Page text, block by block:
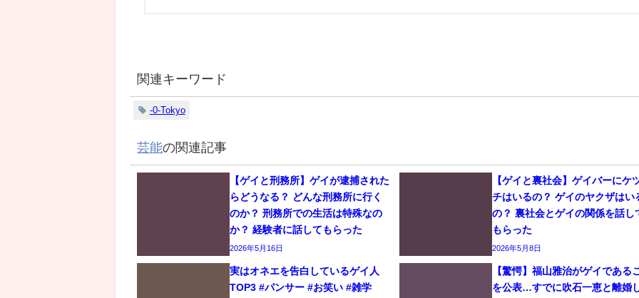
関連キーワード
-0-Tokyo
芸能の関連記事
【ゲイと刑務所】ゲイが逮捕された
らどうなる？ どんな刑務所に行く
のか？ 刑務所での生活は特殊なの
か？ 経験者に話してもらった
2026年5月16日
【ゲイと裏社会】ゲイバーにケ
チはいるの？ ゲイのヤクザはい
の？ 裏社会とゲイの関係を話し
もらった
2026年5月8日
実はオネエを告白しているゲイ人
TOP3 #パンサー #お笑い #雑学
【驚愕】福山雅治がゲイである
を公表…すでに吹石一恵と離婚